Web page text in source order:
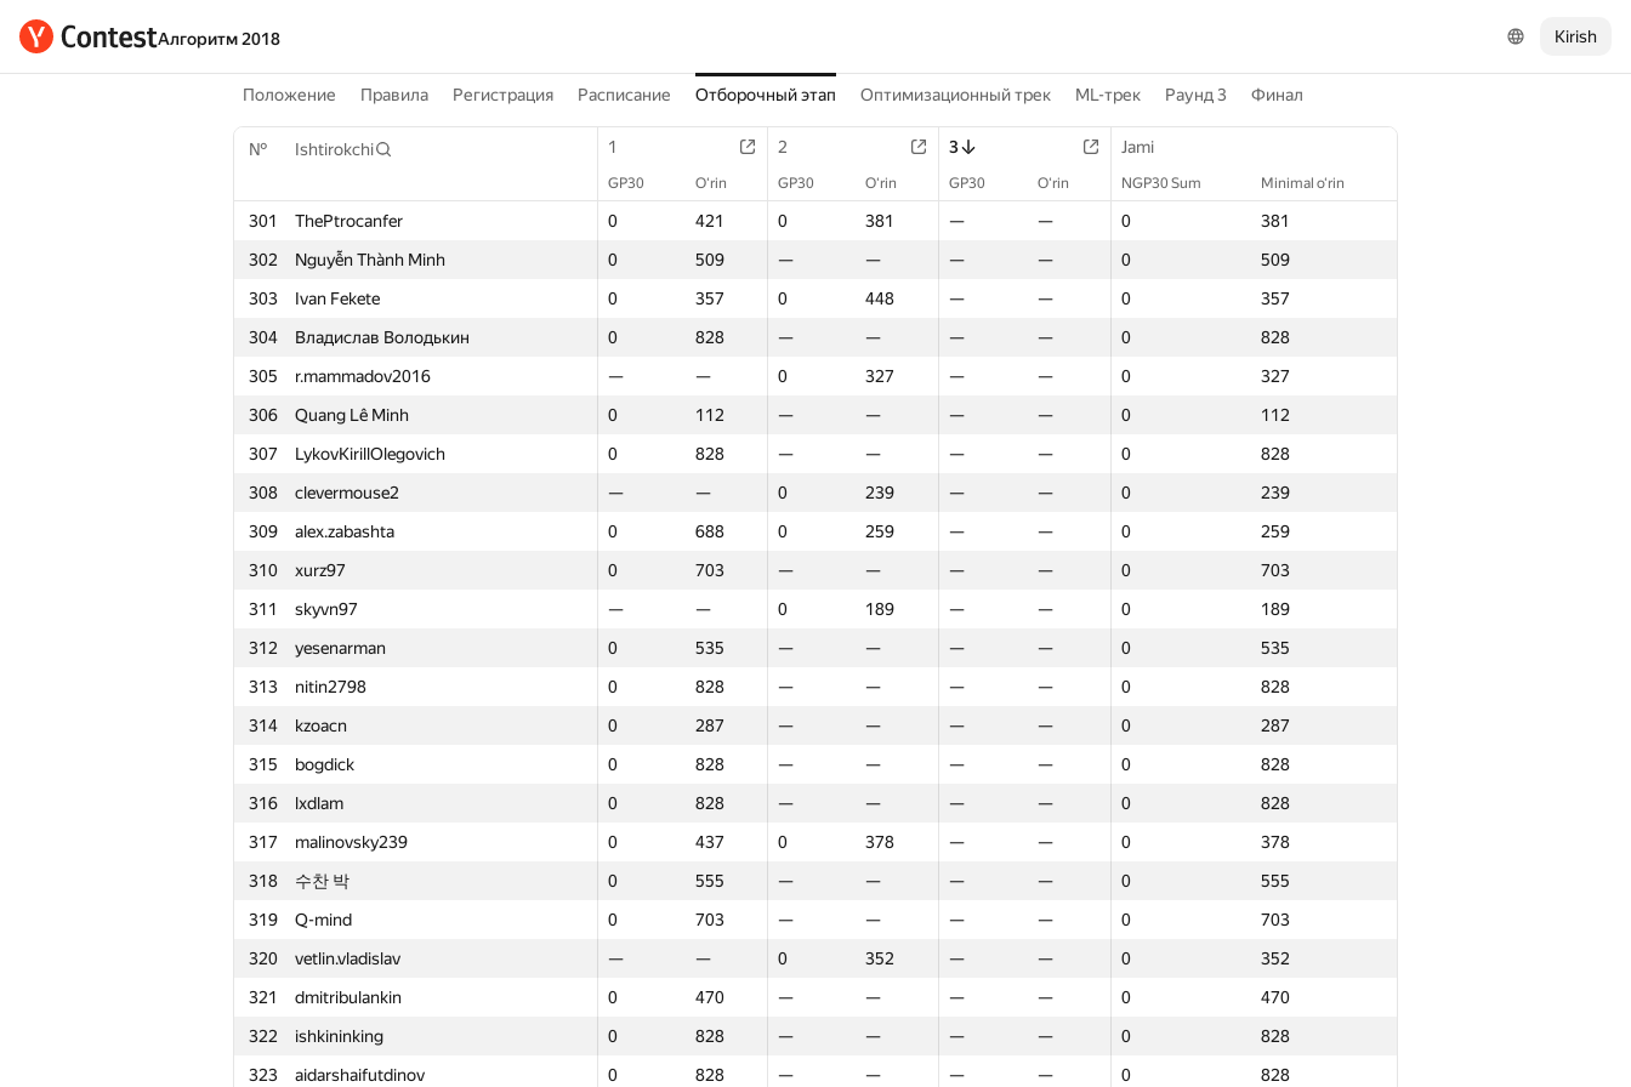
Алгоритм 2018 Kirish
Положение Правила Регистрация Расписание Отборочный этап Оптимизационный трек ML-трек Раунд 3 Финал
№ Ishtirokchi 1 2 3 Jami
GP30 O‘rin GP30 O‘rin GP30 O‘rin NGP30 Sum Minimal o‘rin
301 ThePtrocanfer 0 421 0 381 — — 0
381
302
Nguyễn Thành Minh 0 509 — — — — 0
509
303
Ivan Fekete 0 357 0 448 — — 0
357
304
Владислав Володькин 0 828 — — — — 0
828
305
r.mammadov2016 — — 0 327 — — 0
327
306
Quang Lê Minh 0 112 — — — — 0
112
307
LykovKirillOlegovich 0 828 — — — — 0
828
308
clevermouse2 — — 0 239 — — 0
239
309
alex.zabashta 0 688 0 259 — — 0
259
310
xurz97 0 703 — — — — 0
703
311
skyvn97 — — 0 189 — — 0
189
312
yesenarman 0 535 — — — — 0
535
313
nitin2798 0 828 — — — — 0
828
314
kzoacn 0 287 — — — — 0
287
315
bogdick 0 828 — — — — 0
828
316
lxdlam 0 828 — — — — 0
828
317
malinovsky239 0 437 0 378 — — 0
378
318
수찬 박 0 555 — — — — 0
555
319
Q-mind 0 703 — — — — 0
703
320
vetlin.vladislav — — 0 352 — — 0
352
321
dmitribulankin 0 470 — — — — 0
470
322
ishkininking 0 828 — — — — 0
828
323
aidarshaifutdinov 0 828 — — — — 0
828
№ Ishtirokchi 1 Jami
GP30 O‘rin NGP30 Sum Minimal o‘rin